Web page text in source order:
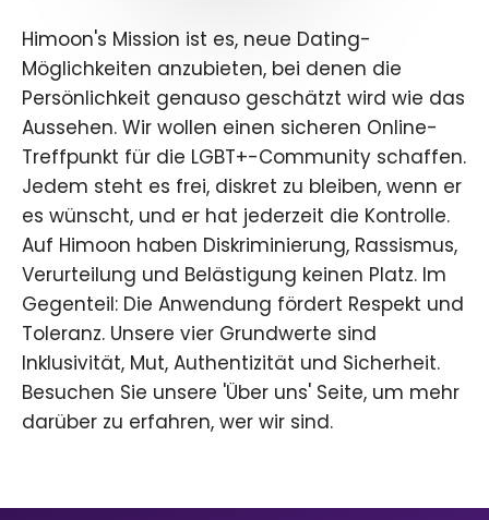
Himoon's Mission ist es, neue Dating-
Möglichkeiten anzubieten, bei denen die
Persönlichkeit genauso geschätzt wird wie das
Aussehen. Wir wollen einen sicheren Online-
Treffpunkt für die LGBT+-Community schaffen.
Jedem steht es frei, diskret zu bleiben, wenn er
es wünscht, und er hat jederzeit die Kontrolle.
Auf Himoon haben Diskriminierung, Rassismus,
Verurteilung und Belästigung keinen Platz. Im
Gegenteil: Die Anwendung fördert Respekt und
Toleranz. Unsere vier Grundwerte sind
Inklusivität, Mut, Authentizität und Sicherheit.
Besuchen Sie unsere 'Über uns' Seite, um mehr
darüber zu erfahren, wer wir sind.